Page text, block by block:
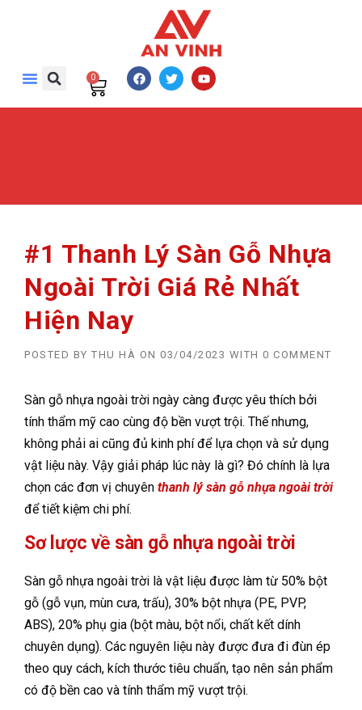
0
#1 Thanh Lý Sàn Gỗ Nhựa
Ngoài Trời Giá Rẻ Nhất
Hiện Nay
POSTED BY THU HÀ ON 03/04/2023 WITH 0 COMMENT
Sàn gỗ nhựa ngoài trời ngày càng được yêu thích bởi
tính thẩm mỹ cao cùng độ bền vượt trội. Thế nhưng,
không phải ai cũng đủ kinh phí để lựa chọn và sử dụng
vật liệu này. Vậy giải pháp lúc này là gì? Đó chính là lựa
chọn các đơn vị chuyên thanh lý sàn gỗ nhựa ngoài trời
để tiết kiệm chi phí.
Sơ lược về sàn gỗ nhựa ngoài trời
Sàn gỗ nhựa ngoài trời là vật liệu được làm từ 50% bột
gỗ (gỗ vụn, mùn cưa, trấu), 30% bột nhựa (PE, PVP,
ABS), 20% phụ gia (bột màu, bột nổi, chất kết dính
chuyên dụng). Các nguyên liệu này được đưa đi đùn ép
theo quy cách, kích thước tiêu chuẩn, tạo nên sản phẩm
có độ bền cao và tính thẩm mỹ vượt trội.